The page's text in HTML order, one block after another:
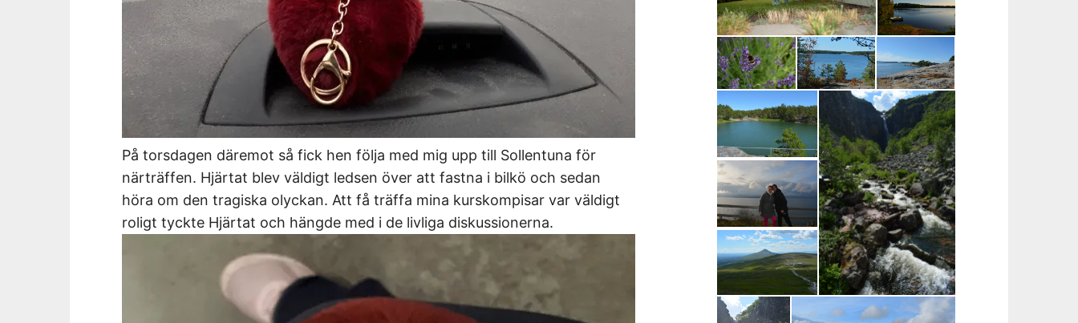
På torsdagen däremot så fick hen följa med mig upp till Sollentuna för
närträffen. Hjärtat blev väldigt ledsen över att fastna i bilkö och sedan
höra om den tragiska olyckan. Att få träffa mina kurskompisar var väldigt
roligt tyckte Hjärtat och hängde med i de livliga diskussionerna.